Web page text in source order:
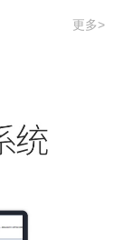
更多>